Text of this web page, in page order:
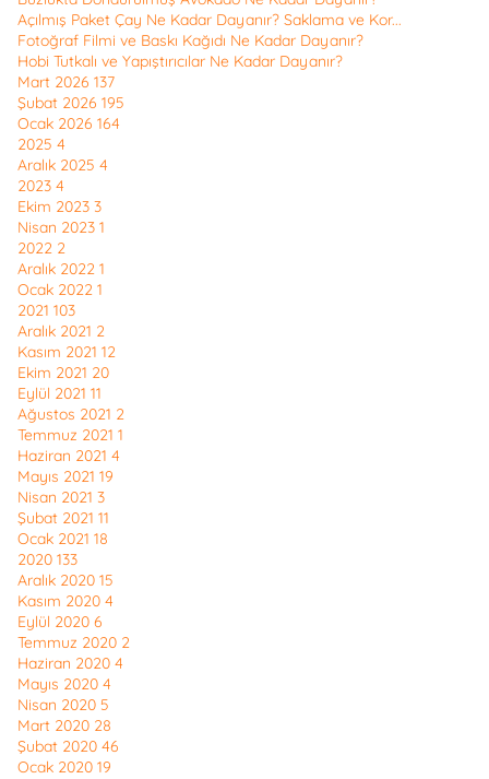
Açılmış Paket Çay Ne Kadar Dayanır? Saklama ve Kor...
Fotoğraf Filmi ve Baskı Kağıdı Ne Kadar Dayanır?
Hobi Tutkalı ve Yapıştırıcılar Ne Kadar Dayanır?
Mart 2026 137
Şubat 2026 195
Ocak 2026 164
2025 4
Aralık 2025 4
2023 4
Ekim 2023 3
Nisan 2023 1
2022 2
Aralık 2022 1
Ocak 2022 1
2021 103
Aralık 2021 2
Kasım 2021 12
Ekim 2021 20
Eylül 2021 11
Ağustos 2021 2
Temmuz 2021 1
Haziran 2021 4
Mayıs 2021 19
Nisan 2021 3
Şubat 2021 11
Ocak 2021 18
2020 133
Aralık 2020 15
Kasım 2020 4
Eylül 2020 6
Temmuz 2020 2
Haziran 2020 4
Mayıs 2020 4
Nisan 2020 5
Mart 2020 28
Şubat 2020 46
Ocak 2020 19